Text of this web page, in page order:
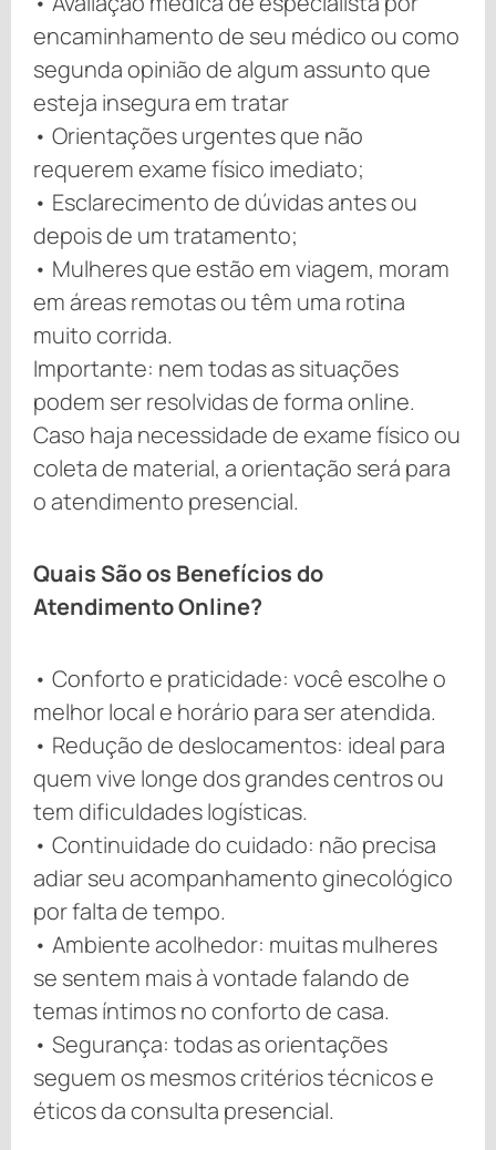
encaminhamento de seu médico ou como
segunda opinião de algum assunto que
esteja insegura em tratar
• Orientações urgentes que não
requerem exame físico imediato;
• Esclarecimento de dúvidas antes ou
depois de um tratamento;
• Mulheres que estão em viagem, moram
em áreas remotas ou têm uma rotina
muito corrida.
Importante: nem todas as situações
podem ser resolvidas de forma online.
Caso haja necessidade de exame físico ou
coleta de material, a orientação será para
o atendimento presencial.
Quais São os Benefícios do
Atendimento Online?
• Conforto e praticidade: você escolhe o
melhor local e horário para ser atendida.
• Redução de deslocamentos: ideal para
quem vive longe dos grandes centros ou
tem dificuldades logísticas.
• Continuidade do cuidado: não precisa
adiar seu acompanhamento ginecológico
por falta de tempo.
• Ambiente acolhedor: muitas mulheres
se sentem mais à vontade falando de
temas íntimos no conforto de casa.
• Segurança: todas as orientações
seguem os mesmos critérios técnicos e
éticos da consulta presencial.